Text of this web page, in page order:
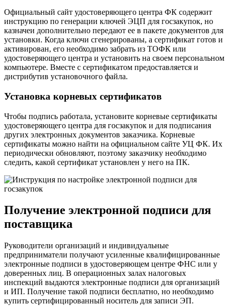
Официальный сайт удостоверяющего центра ФК содержит
инструкцию по генерации ключей ЭЦП для госзакупок, но
казначеи дополнительно передают ее в пакете документов для
установки. Когда ключи сгенерированы, а сертификат готов и
активирован, его необходимо забрать из ТОФК или
удостоверяющего центра и установить на своем персональном
компьютере. Вместе с сертификатом предоставляется и
дистрибутив установочного файла.
Установка корневых сертификатов
Чтобы подпись работала, установите корневые сертификаты
удостоверяющего центра для госзакупок и для подписания
других электронных документов заказчика. Корневые
сертификаты можно найти на официальном сайте УЦ ФК. Их
периодически обновляют, поэтому заказчику необходимо
следить, какой сертификат установлен у него на ПК.
Получение электронной подписи для
поставщика
Руководители организаций и индивидуальные
предприниматели получают усиленные квалифицированные
электронные подписи в удостоверяющем центре ФНС или у
доверенных лиц. В операционных залах налоговых
инспекций выдаются электронные подписи для организаций
и ИП. Получение такой подписи бесплатно, но необходимо
купить сертифицированный носитель для записи ЭП.